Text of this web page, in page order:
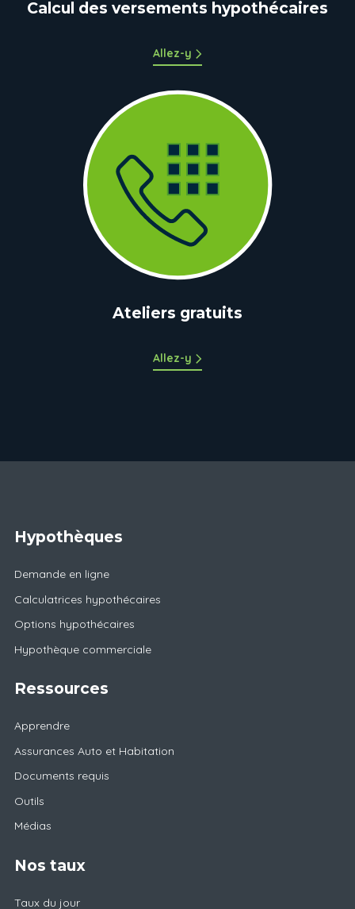
Calcul des versements hypothécaires
Allez-y
Ateliers gratuits
Allez-y
Hypothèques
Demande en ligne
Calculatrices hypothécaires
Options hypothécaires
Hypothèque commerciale
Ressources
Apprendre
Assurances Auto et Habitation
Documents requis
Outils
Médias
Nos taux
Taux du jour